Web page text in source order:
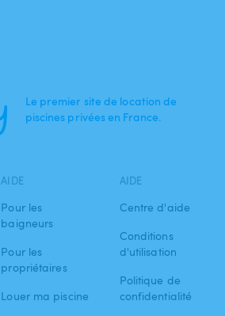
Le premier site de location de
piscines privées en France.
AIDE
Pour les
baigneurs
Pour les
propriétaires
Louer ma piscine
AIDE
Centre d'aide
Conditions
d'utilisation
Politique de
confidentialité